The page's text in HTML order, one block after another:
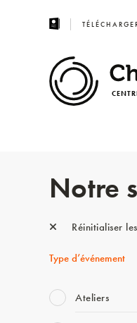
Notre
Réinitialiser
Type d’événement
Ateliers